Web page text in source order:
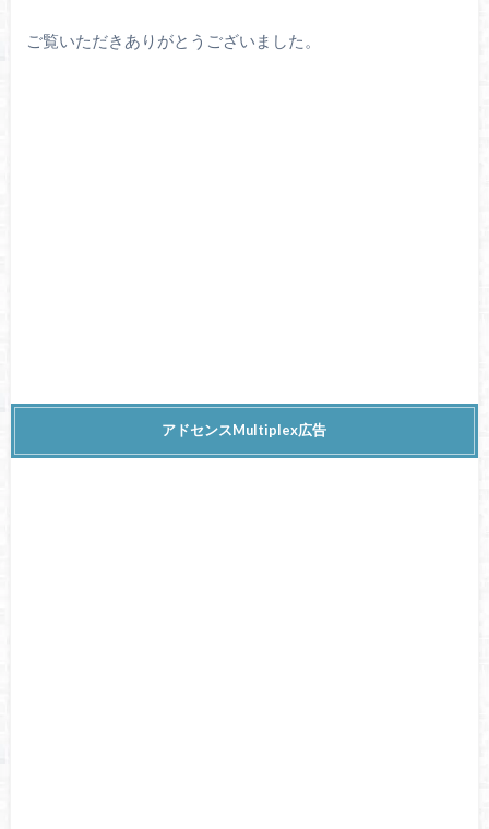
ご覧いただきありがとうございました。
アドセンスMultiplex広告